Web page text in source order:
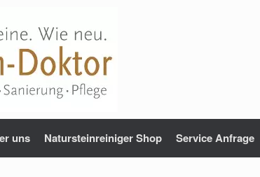
uns Natursteinreiniger Shop Service Anfrage